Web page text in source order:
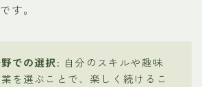
す。
での選択: 自分のスキルや趣味
を選ぶことで、楽しく続けるこ